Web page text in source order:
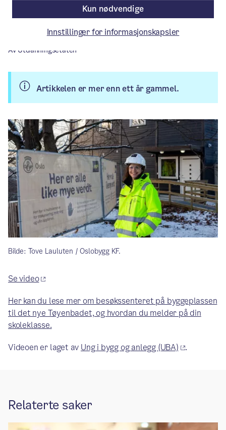
Byggenæringens Landsforening.
/ Publisert: 02.01.2023
Av Utdanningsetaten
Artikkelen er mer enn ett år gammel.
Bilde: Tove Lauluten / Oslobygg KF.
Se video
Her kan du lese mer om besøkssenteret på byggeplassen
til det nye Tøyenbadet, og hvordan du melder på din
skoleklasse.
Videoen er laget av Ung i bygg og anlegg (UBA) .
Relaterte saker
Kun nødvendige
Innstillinger for informasjonskapsler